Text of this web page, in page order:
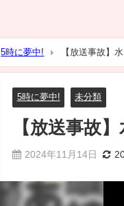
5時に夢中! 【放送事故】
5時に夢中! 未分類
【放送事故
2024年11月14日